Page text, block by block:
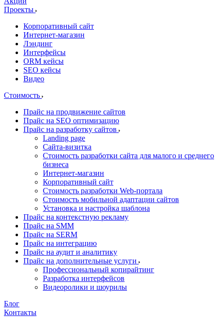
Проекты
Корпоративный сайт
Интернет-магазин
Лэндинг
Интерфейсы
ORM кейсы
SEO кейсы
Видео
Стоимость
Прайс на продвижение сайтов
Прайс на SEO оптимизацию
Прайс на разработку сайтов
Landing page
Cайта-визитка
Стоимость разработки сайта для малого и среднего
бизнеса
Интернет-магазин
Корпоративный сайт
Стоимость разработки Web-портала
Стоимость мобильной адаптации сайтов
Установка и настройка шаблона
Прайс на контекстную рекламу
Прайс на SMM
Прайс на SERM
Прайс на интеграцию
Прайс на аудит и аналитику
Прайс на дополнительные услуги
Профессиональный копирайтинг
Разработка интерфейсов
Видеоролики и шоурилы
Блог
Контакты